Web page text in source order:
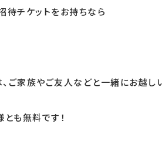
待チケットをお持ちなら
ご家族やご友人などと一緒にお越し
も無料です！